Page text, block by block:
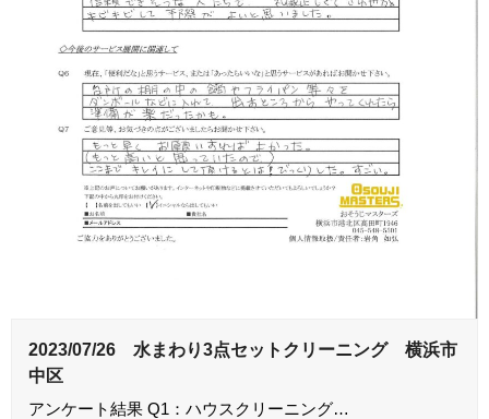
2023/07/26 水まわり3点セットクリーニング 横浜市
中区
アンケート結果 Q1：ハウスクリーニング…